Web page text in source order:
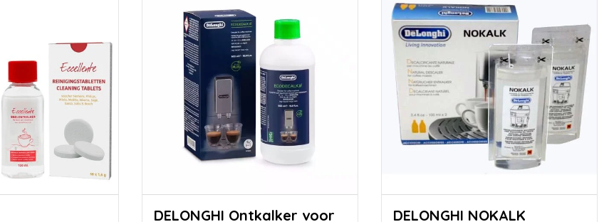
DELONGHI Ontkalker voor
DELONGHI NOKALK